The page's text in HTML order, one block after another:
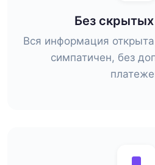
Без
Вся информация
симпатичен, без